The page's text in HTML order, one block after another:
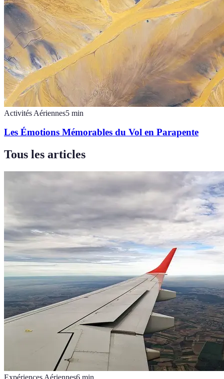
Activités Aériennes5 min
Les Émotions Mémorables du Vol en Parapente
Tous les articles
Expériences Aériennes6 min